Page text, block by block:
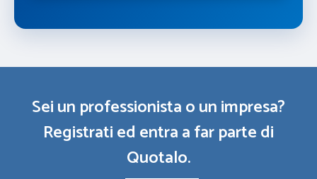
Sei un professionista o un impresa?
Registrati ed entra a far parte di
Quotalo.